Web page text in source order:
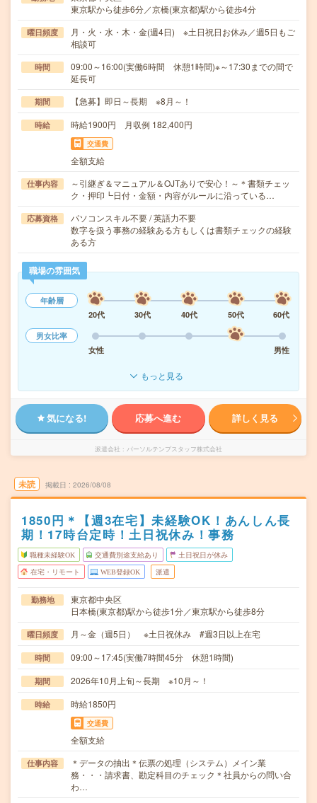
東京駅から徒歩6分／京橋(東京都)駅から徒歩4分
曜日頻度
月・火・水・木・金(週4日) ※土日祝日お休み／週5日もご
相談可
時間
09:00～16:00(実働6時間 休憩1時間)※～17:30までの間で
延長可
期間 【急募】即日～長期 ※8月～！
時給 時給1900円 月収例 182,400円
交通費
全額支給
仕事内容
～引継ぎ＆マニュアル＆OJTありで安心！～＊書類チェッ
ク・押印┗日付・金額・内容がルールに沿っている…
応募資格
パソコンスキル不要 / 英語力不要
数字を扱う事務の経験ある方もしくは書類チェックの経験
ある方
職場の雰囲気
年齢層
20代
30代 40代 50代
60代
男女比率
女性
男性
もっと見る
気になる! 応募へ進む 詳しく見る
派遣会社 パーソルテンプスタッフ株式会社
未読 掲載日 2026/08/08
1850円＊【週3在宅】未経験OK！あんしん長
期！17時台定時！土日祝休み！事務
職種未経験OK 交通費別途支給あり 土日祝日が休み
在宅・リモート WEB登録OK 派遣
勤務地
東京都中央区
日本橋(東京都)駅から徒歩1分／東京駅から徒歩8分
曜日頻度 月～金（週5日） ※土日祝休み #週3日以上在宅
時間 09:00～17:45(実働7時間45分 休憩1時間)
期間 2026年10月上旬～長期 ※10月～！
時給 時給1850円
交通費
全額支給
仕事内容
＊データの抽出＊伝票の処理（システム）メイン業
務・・・請求書、勘定科目のチェック＊社員からの問い合
わ…